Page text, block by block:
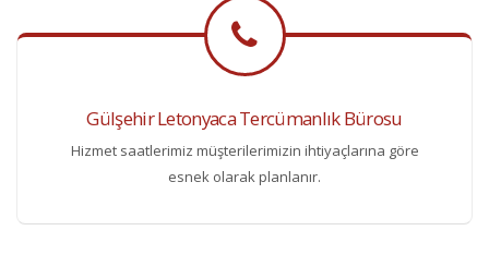
Gülşehir Letonyaca Tercümanlık Bürosu
Hizmet saatlerimiz müşterilerimizin ihtiyaçlarına göre
esnek olarak planlanır.